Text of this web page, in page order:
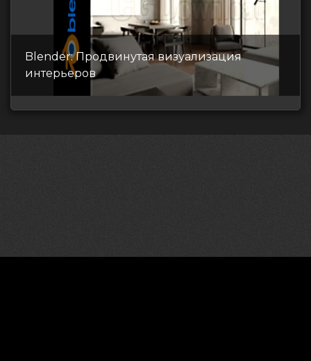
Blender: Продвинутая визуализация
интерьеров